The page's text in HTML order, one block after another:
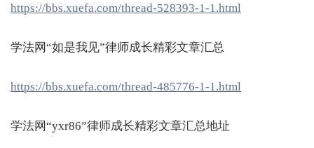
https://bbs.xuefa.com/thread-528393-1-1.html
学法网“如是我见”律师成长精彩文章汇总
https://bbs.xuefa.com/thread-485776-1-1.html
学法网“yxr86”律师成长精彩文章汇总地址